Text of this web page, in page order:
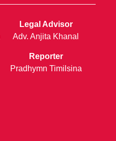
Legal Advisor
Adv. Anjita Khanal
Reporter
Pradhymn Timilsina